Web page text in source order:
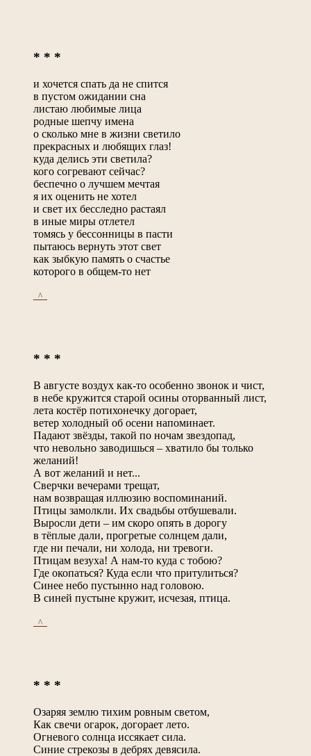
* * *
и хочется спать да не спится
в пустом ожидании сна
листаю любимые лица
родные шепчу имена
о сколько мне в жизни светило
прекрасных и любящих глаз!
куда делись эти светила?
кого согревают сейчас?
беспечно о лучшем мечтая
я их оценить не хотел
и свет их бесследно растаял
в иные миры отлетел
томясь у бессонницы в пасти
пытаюсь вернуть этот свет
как зыбкую память о счастье
которого в общем-то нет
_^_
* * *
В августе воздух как-то особенно звонок и чист,
в небе кружится старой осины оторванный лист,
лета костёр потихонечку догорает,
ветер холодный об осени напоминает.
Падают звёзды, такой по ночам звездопад,
что невольно заводишься – хватило бы только
желаний!
А вот желаний и нет...
Сверчки вечерами трещат,
нам возвращая иллюзию воспоминаний.
Птицы замолкли. Их свадьбы отбушевали.
Выросли дети – им скоро опять в дорогу
в тёплые дали, прогретые солнцем дали,
где ни печали, ни холода, ни тревоги.
Птицам везуха! А нам-то куда с тобою?
Где окопаться? Куда если что притулиться?
Синее небо пустынно над головою.
В синей пустыне кружит, исчезая, птица.
_^_
* * *
Озаряя землю тихим ровным светом,
Как свечи огарок, догорает лето.
Огневого солнца иссякает сила.
Синие стрекозы в дебрях девясила.